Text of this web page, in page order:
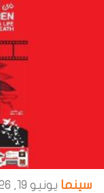
سينما يونيو 19, 2026